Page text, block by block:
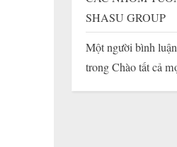
SHASU GROUP
Một người bình
trongChào tất cả